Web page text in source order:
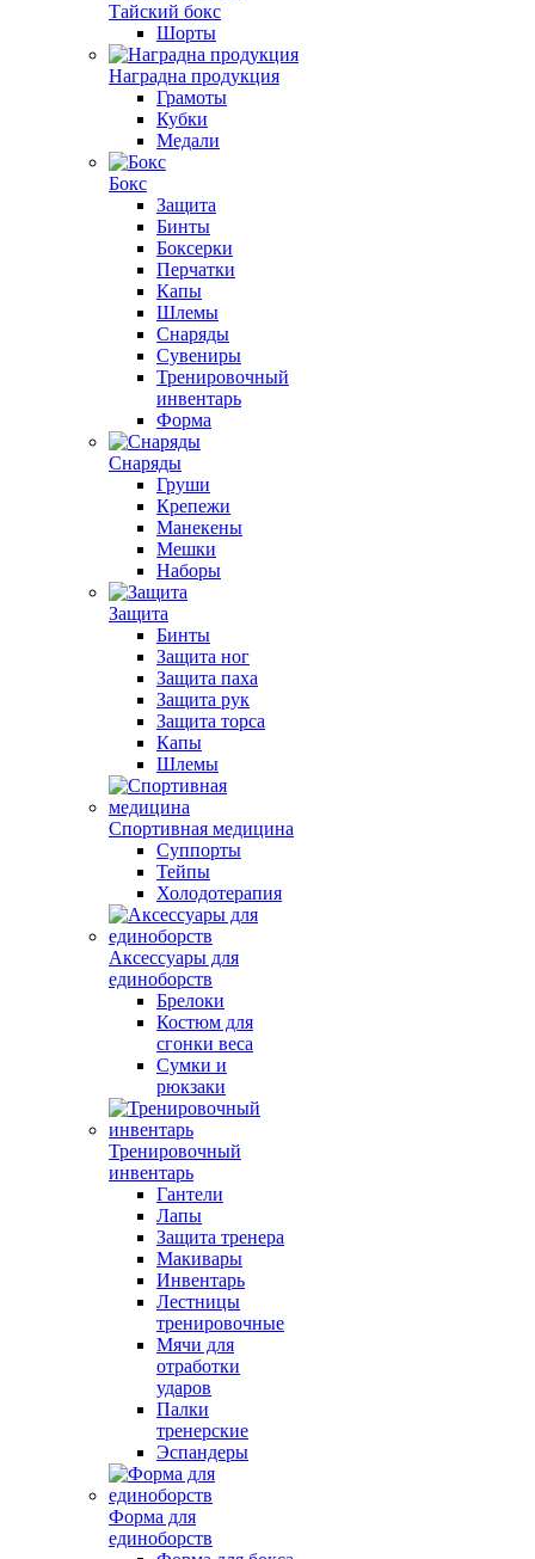
Тайский бокс
Шорты
Наградна продукция
Грамоты
Кубки
Медали
Бокс
Защита
Бинты
Боксерки
Перчатки
Капы
Шлемы
Снаряды
Сувениры
Тренировочный
инвентарь
Форма
Снаряды
Груши
Крепежи
Манекены
Мешки
Наборы
Защита
Бинты
Защита ног
Защита паха
Защита рук
Защита торса
Капы
Шлемы
Спортивная медицина
Суппорты
Тейпы
Холодотерапия
Аксессуары для
единоборств
Брелоки
Костюм для
сгонки веса
Сумки и
рюкзаки
Тренировочный
инвентарь
Гантели
Лапы
Защита тренера
Макивары
Инвентарь
Лестницы
тренировочные
Мячи для
отработки
ударов
Палки
тренерские
Эспандеры
Форма для
единоборств